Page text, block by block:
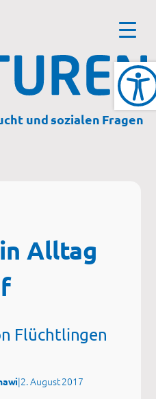
und sozialen Fragen
Alltag
Flüchtlingen
|2. August 2017